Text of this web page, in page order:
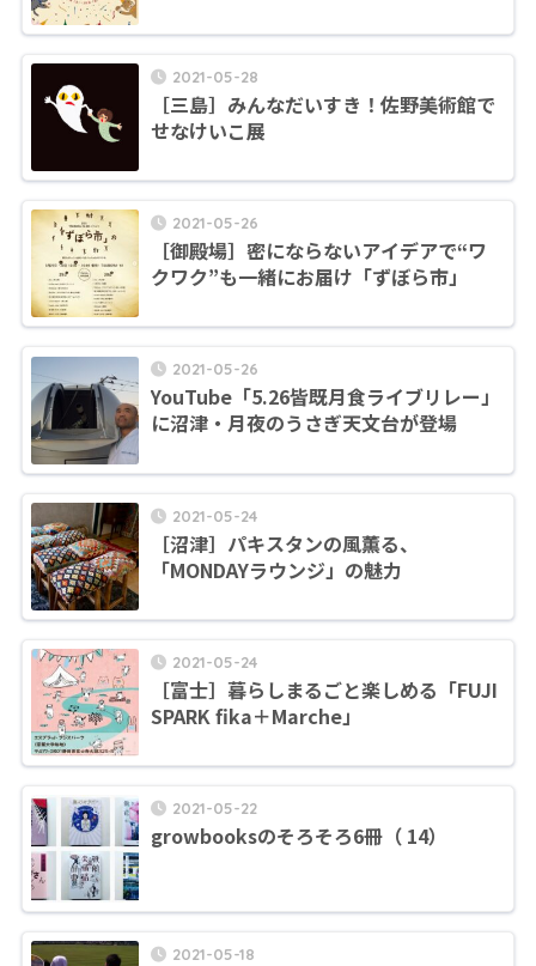
2021-05-28
［三島］みんなだいすき！佐野美術館で
せなけいこ展
2021-05-26
［御殿場］密にならないアイデアで“ワ
クワク”も一緒にお届け「ずぼら市」
2021-05-26
YouTube「5.26皆既月食ライブリレー」
に沼津・月夜のうさぎ天文台が登場
2021-05-24
［沼津］パキスタンの風薫る、
「MONDAYラウンジ」の魅力
2021-05-24
［富士］暮らしまるごと楽しめる「FUJI
SPARK fika＋Marche」
2021-05-22
growbooksのそろそろ6冊（ 14）
2021-05-18